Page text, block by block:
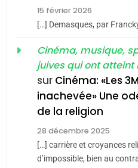
«Tu
ISRAÉL
15 février 2026
[…] Demasques, par
Cinéma, musique,
juives qui ont atteint
sur Cinéma: «Les
inachevée» Une
de la religion
28 décembre 2025
[…] carrière et croyances
d’impossible, bien au
FIÈRE,
MA
Zrihen-
ISRAÉL
CE